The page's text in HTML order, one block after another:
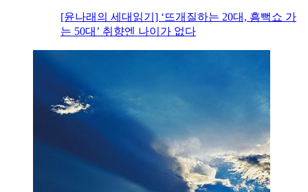
[윤나래의 세대읽기] ‘뜨개질하는 20대, 흠뻑쇼 가
는 50대’ 취향엔 나이가 없다